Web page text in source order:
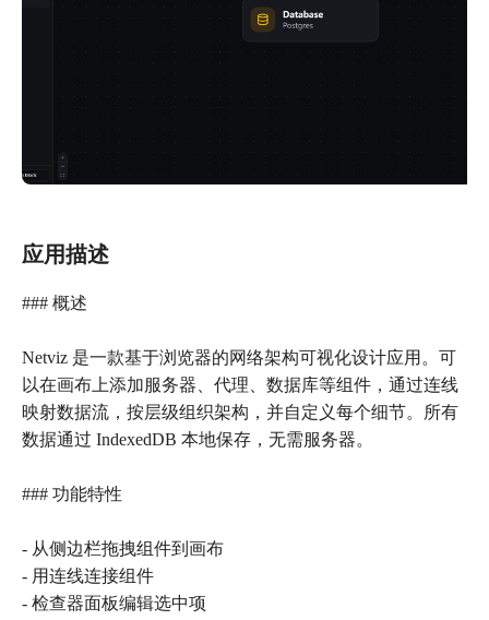
应用描述
### 概述
Netviz 是一款基于浏览器的网络架构可视化设计应用。可
以在画布上添加服务器、代理、数据库等组件，通过连线
映射数据流，按层级组织架构，并自定义每个细节。所有
数据通过 IndexedDB 本地保存，无需服务器。
### 功能特性
- 从侧边栏拖拽组件到画布
- 用连线连接组件
- 检查器面板编辑选中项